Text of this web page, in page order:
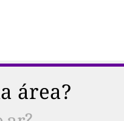
área?